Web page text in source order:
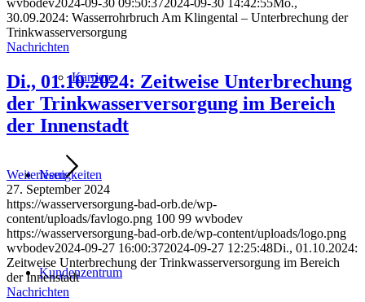
Karriere
Neuigkeiten
Kundenzentrum
wvbodev2024-09-30 09:50:372024-09-30 14:42:55Mo.,
30.09.2024: Wasserrohrbruch Am Klingental – Unterbrechung der
Trinkwasserversorgung
Nachrichten
Di., 01.10.2024: Zeitweise Unterbrechung
der Trinkwasserversorgung im Bereich
der Innenstadt
Weiterlesen
27. September 2024
https://wasserversorgung-bad-orb.de/wp-
content/uploads/favlogo.png 100 99 wvbodev
https://wasserversorgung-bad-orb.de/wp-content/uploads/logo.png
wvbodev2024-09-27 16:00:372024-09-27 12:25:48Di., 01.10.2024:
Zeitweise Unterbrechung der Trinkwasserversorgung im Bereich
der Innenstadt
Nachrichten